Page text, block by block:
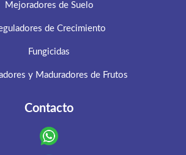
Mejoradores de Suelo
de Crecimiento
Fungicidas
y Maduradores de Frutos
Contacto